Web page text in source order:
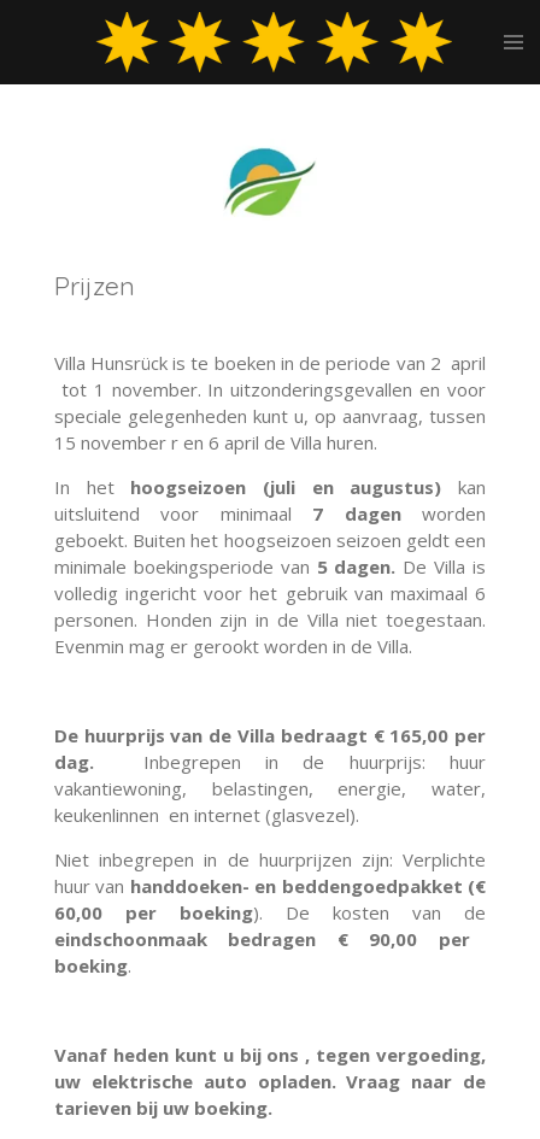
Prijzen
Villa Hunsrück is te boeken in de periode van 2 april
tot 1 november. In uitzonderingsgevallen en voor
speciale gelegenheden kunt u, op aanvraag, tussen
15 november r en 6 april de Villa huren.
In het hoogseizoen (juli en augustus) kan
uitsluitend voor minimaal 7 dagenworden
geboekt. Buiten het hoogseizoen seizoen geldt een
minimale boekingsperiode van 5 dagen. De Villa is
volledig ingericht voor het gebruik van maximaal 6
personen. Honden zijn in de Villa niet toegestaan.
Evenmin mag er gerookt worden in de Villa.
De huurprijs van de Villa bedraagt € 165,00 per
dag. Inbegrepen in de huurprijs: huur
vakantiewoning, belastingen, energie, water,
keukenlinnen en internet (glasvezel).
Niet inbegrepen in de huurprijzen zijn: Verplichte
huur van handdoeken- en beddengoedpakket (€
60,00 per boeking). De kosten van de
eindschoonmaak bedragen € 90,00 per
boeking.
Vanaf heden kunt u bij ons , tegen vergoeding,
uw elektrische auto opladen. Vraag naar de
tarieven bij uw boeking.